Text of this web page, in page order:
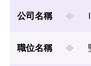
公司名稱
職位名稱